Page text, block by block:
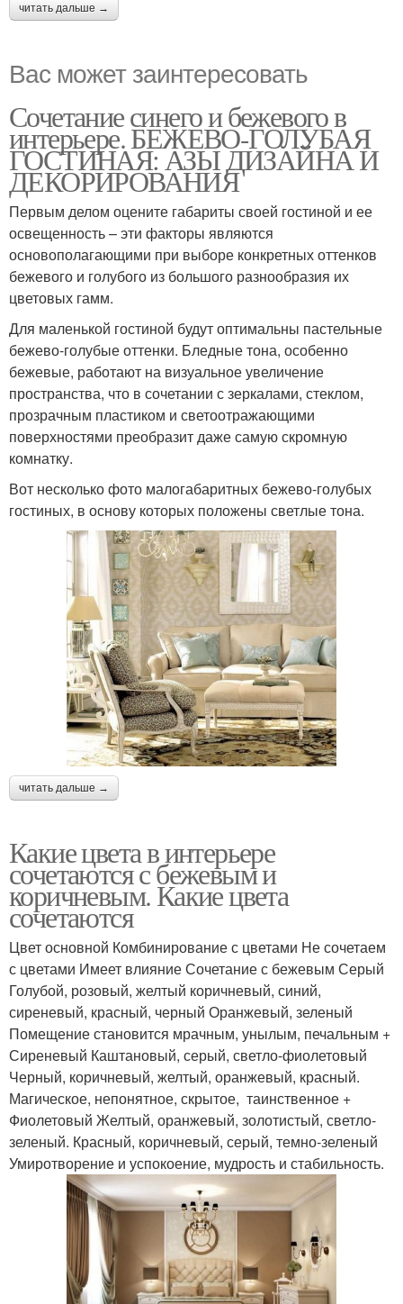
читать дальше →
Вас может заинтересовать
Сочетание синего и бежевого в
интерьере. БЕЖЕВО-ГОЛУБАЯ
ГОСТИНАЯ: АЗЫ ДИЗАЙНА И
ДЕКОРИРОВАНИЯ
Первым делом оцените габариты своей гостиной и ее
освещенность – эти факторы являются
основополагающими при выборе конкретных оттенков
бежевого и голубого из большого разнообразия их
цветовых гамм.
Для маленькой гостиной будут оптимальны пастельные
бежево-голубые оттенки. Бледные тона, особенно
бежевые, работают на визуальное увеличение
пространства, что в сочетании с зеркалами, стеклом,
прозрачным пластиком и светоотражающими
поверхностями преобразит даже самую скромную
комнатку.
Вот несколько фото малогабаритных бежево-голубых
гостиных, в основу которых положены светлые тона.
читать дальше →
Какие цвета в интерьере
сочетаются с бежевым и
коричневым. Какие цвета
сочетаются
Цвет основной Комбинирование с цветами Не сочетаем
с цветами Имеет влияние Сочетание с бежевым Серый
Голубой, розовый, желтый коричневый, синий,
сиреневый, красный, черный Оранжевый, зеленый
Помещение становится мрачным, унылым, печальным +
Сиреневый Каштановый, серый, светло-фиолетовый
Черный, коричневый, желтый, оранжевый, красный.
Магическое, непонятное, скрытое, таинственное +
Фиолетовый Желтый, оранжевый, золотистый, светло-
зеленый. Красный, коричневый, серый, темно-зеленый
Умиротворение и успокоение, мудрость и стабильность.